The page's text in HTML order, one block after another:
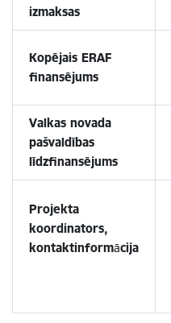
izmaksas
Kopējais ERAF
finansējums
Valkas novada
pašvaldības
līdzfinansējums
Projekta
koordinators,
kontaktinformācija